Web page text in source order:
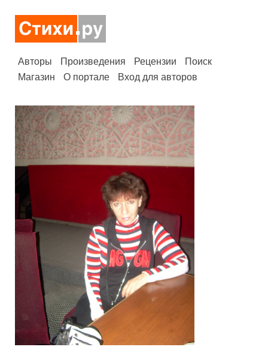
Авторы Произведения Рецензии
Поиск
Магазин
О портале Вход для авторов